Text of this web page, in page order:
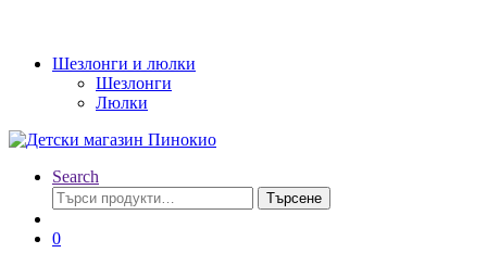
Шезлонги и люлки
Шезлонги
Люлки
Search
Търсене
за:
Търсене
0